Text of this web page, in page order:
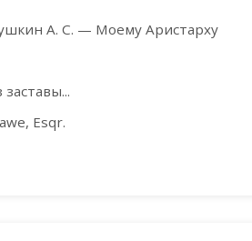
А. С. — Моему Аристарху
Esqr.